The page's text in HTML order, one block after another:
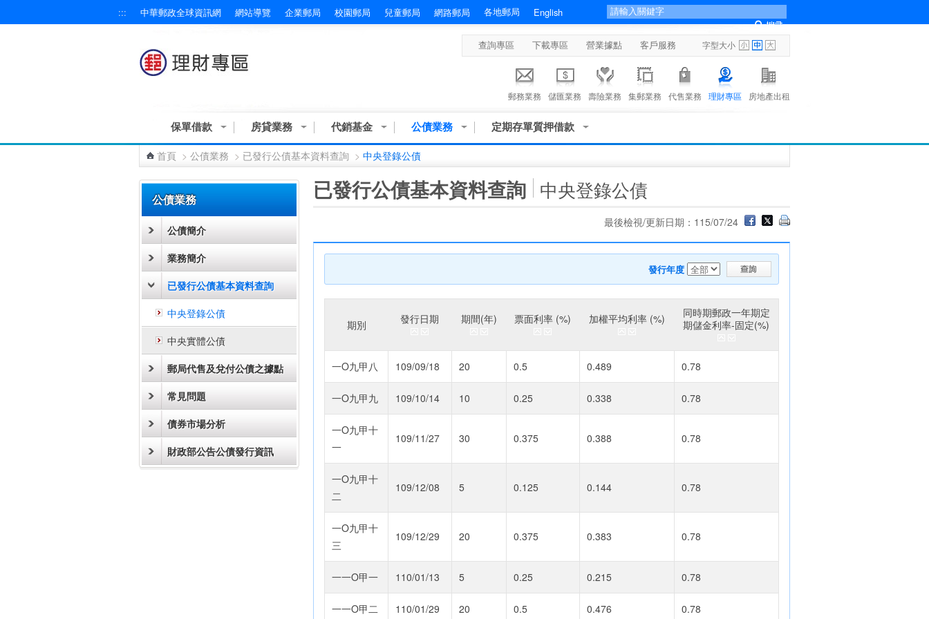
::: 中華郵政全球資訊網 網站導覽 企業郵局 校園郵局 兒童郵局 網路郵局 各地郵局 English
查詢專區 下載專區 營業據點 客戶服務 字型大小
郵務業務 儲匯業務 壽險業務 集郵業務 代售業務 理財專區 房地產出租
保單借款 房貸業務 代銷基金 公債業務 定期存單質押借款
首頁 > 公債業務 > 已發行公債基本資料查詢 > 中央登錄公債
公債業務
公債簡介
業務簡介
已發行公債基本資料查詢
中央登錄公債
中央實體公債
郵局代售及兌付公債之據點
常見問題
債券市場分析
財政部公告公債發行資訊
已發行公債基本資料查詢 中央登錄公債
最後檢視/更新日期：115/07/24
發行年度
期別 發行日期 期間(年) 票面利率 (%) 加權平均利率 (%)
同時期郵政一年期定
期儲金利率-固定(%)
一O九甲八 109/09/18 20 0.5 0.489 0.78
一O九甲九 109/10/14 10 0.25 0.338 0.78
一O九甲十
一
109/11/27 30 0.375 0.388 0.78
一O九甲十
二
109/12/08 5 0.125 0.144 0.78
一O九甲十
三
109/12/29 20 0.375 0.383 0.78
一一O甲一 110/01/13 5 0.25 0.215 0.78
一一O甲二 110/01/29 20 0.5 0.476 0.78